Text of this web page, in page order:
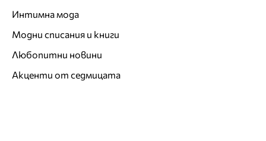
Интимна мода
Модни списания и книги
Любопитни новини
Акценти от седмицата